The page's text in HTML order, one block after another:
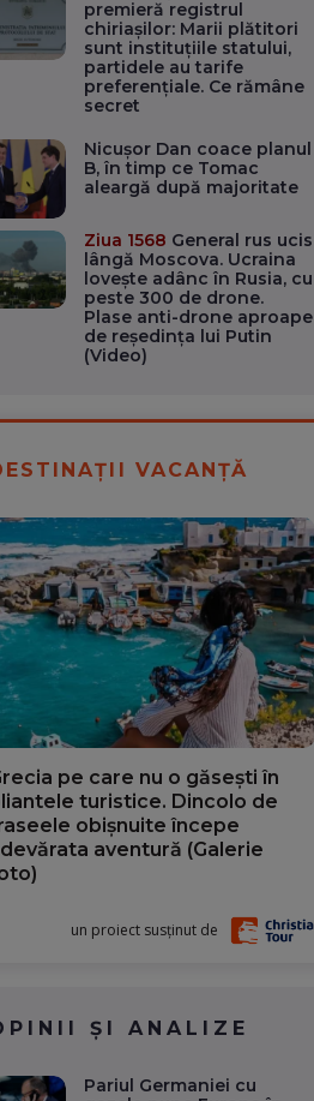
premieră registrul
chiriașilor: Marii plătitori
sunt instituțiile statului,
partidele au tarife
preferențiale. Ce rămâne
secret
Nicușor Dan coace planul
B, în timp ce Tomac
aleargă după majoritate
Ziua 1568 General rus ucis
lângă Moscova. Ucraina
lovește adânc în Rusia, cu
peste 300 de drone.
Plase anti-drone aproape
de reședința lui Putin
(Video)
VACANȚĂ
pe care nu o găsești în
turistice. Dincolo de
obișnuite începe
aventură (Galerie
un proiect susținut de
ȘI ANALIZE
Pariul Germaniei cu